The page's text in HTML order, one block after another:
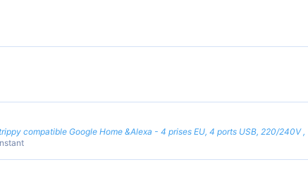
compatible Google Home &Alexa - 4 prises EU, 4 ports USB, 220/240V ,